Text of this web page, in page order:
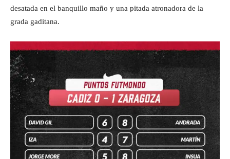
desatada en el banquillo maño y una pitada atronadora de la
grada gaditana.